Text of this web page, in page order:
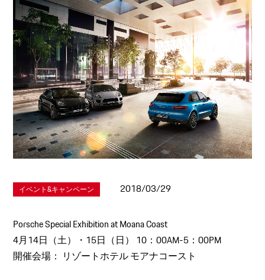
イベント&キャンペーン 2018/03/29
Porsche Special Exhibition at Moana Coast
4月14日（土）・15日（日） 10：00AM-5：00PM
開催会場： リゾートホテル モアナコースト